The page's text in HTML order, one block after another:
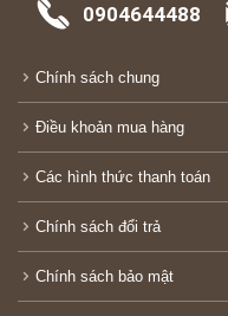
0904644488
Chính sách chung
Điều khoản mua hàng
Các hình thức thanh toán
Chính sách đổi trả
Chính sách bảo mật